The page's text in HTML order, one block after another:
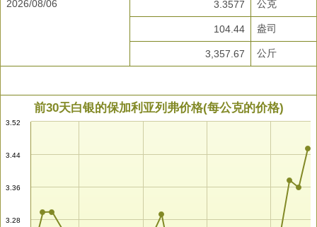
2026/08/06 3.3577 公克
104.44 盎司
3,357.67 公斤
前30天白银的保加利亚列弗价格(每公克的价格)
3.28
3.36
3.44
3.52